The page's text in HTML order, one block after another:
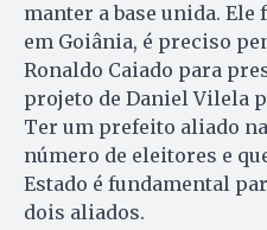
manter a base unida. Ele
em Goiânia, é preciso
Ronaldo Caiado para
projeto de Daniel Vilela
Ter um prefeito aliado
número de eleitores e
Estado é fundamental
dois aliados.